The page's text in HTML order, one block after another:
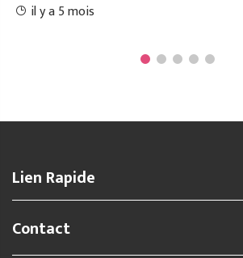
il y a 5 mois
Lien Rapide
Contact